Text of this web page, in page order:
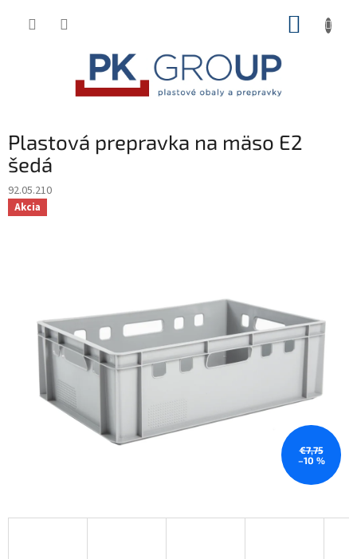
Plastová prepravka na mäso E2
šedá
92.05.210
Akcia
€7,75
–10 %